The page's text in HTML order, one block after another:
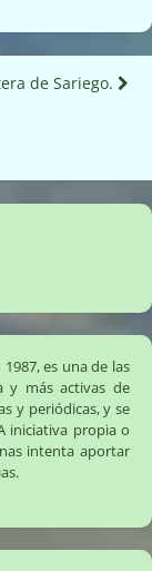
de Sariego.
es una de las
y más activas de
y periódicas, y se
iniciativa propia o
intenta aportar